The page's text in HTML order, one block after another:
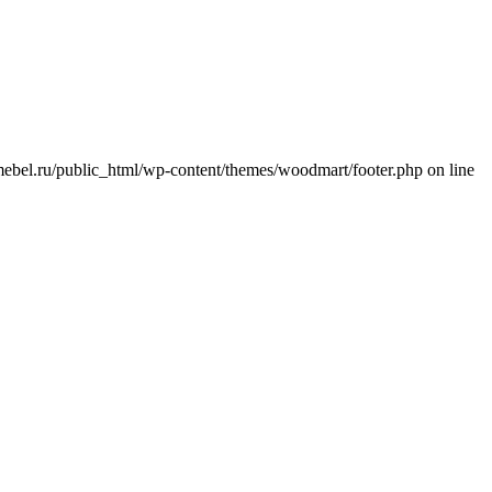
public_html/wp-content/themes/woodmart/footer.php on line